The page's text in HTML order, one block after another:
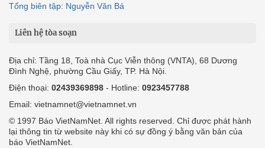
Tổng biên tập: Nguyễn Văn Bá
Liên hệ tòa soạn
Địa chỉ: Tầng 18, Toà nhà Cục Viễn thông (VNTA), 68 Dương
Đình Nghệ, phường Cầu Giấy, TP. Hà Nội.
Điện thoại: 02439369898 - Hotline: 0923457788
Email: vietnamnet@vietnamnet.vn
© 1997 Báo VietNamNet. All rights reserved. Chỉ được phát hành
lại thông tin từ website này khi có sự đồng ý bằng văn bản của
báo VietNamNet.